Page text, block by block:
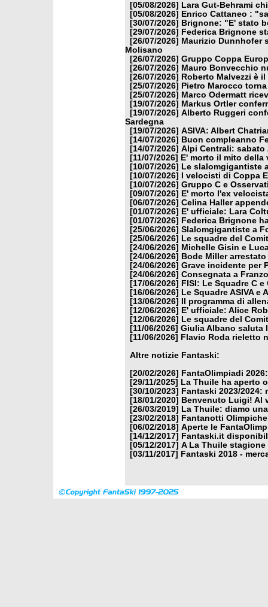
[05/08/2026]
Lara Gut-Behrami
[05/08/2026]
Enrico Cattaneo :
[30/07/2026]
Brignone: "E' stato
[29/07/2026]
Federica Brignone
[26/07/2026] Maurizio Dunnhofer
Molisano
[26/07/2026] Gruppo Coppa
[26/07/2026] Mauro Bonvecchio
[26/07/2026]
Roberto Malvezzi è
[25/07/2026]
Pietro Marocco
[25/07/2026] Marco Odermatt
[19/07/2026] Markus Ortler
[19/07/2026] Alberto Ruggeri
Sardegna
[19/07/2026] ASIVA: Albert
[14/07/2026]
Buon compleanno
[14/07/2026] Alpi Centrali: sabato
[11/07/2026]
E' morto il mito
[10/07/2026]
Le slalomgigantiste
[10/07/2026]
I velocisti di Coppa
[10/07/2026] Gruppo C e
[09/07/2026]
E' morto l'ex
[06/07/2026] Celina Haller
[01/07/2026]
E' ufficiale: Lara
[01/07/2026]
Federica Brignone
[25/06/2026] Slalomgigantiste a
[25/06/2026]
Le squadre del
[24/06/2026] Michelle Gisin e
[24/06/2026]
Bode Miller
[24/06/2026] Grave incidente per
[24/06/2026] Consegnata a
[17/06/2026]
FISI: Le Squadre C
[16/06/2026]
Le Squadre ASIVA e
[13/06/2026]
Il programma di
[12/06/2026]
E' ufficiale: Alice
[12/06/2026]
Le squadre del
[11/06/2026] Giulia Albano saluta
[11/06/2026]
Flavio Roda rieletto
Altre notizie Fantaski:
[20/02/2026]
FantaOlimpiadi
[29/11/2025]
La Thuile ha aperto
[30/10/2023]
Fantaski 2023/
[18/01/2020]
Benvenuto Luigi! Al
[26/03/2019]
La Thuile: diamo
[23/02/2018]
Fantanotti
[06/02/2018] Aperte le
[14/12/2017]
Fantaski.it
[05/12/2017] A La Thuile stagione
[03/11/2017]
Fantaski 2018 -